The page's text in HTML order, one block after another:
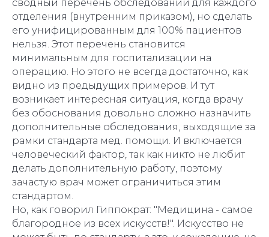
сводный перечень обследований для каждого
отделения (внутренним приказом), но сделать
его унифицированным для 100% пациентов
нельзя. Этот перечень становится
минимальным для госпитализации на
операцию. Но этого не всегда достаточно, как
видно из предыдущих примеров. И тут
возникает интересная ситуация, когда врачу
без обоснования довольно сложно назначить
дополнительные обследования, выходящие за
рамки стандарта мед. помощи. И включается
человеческий фактор, так как никто не любит
делать дополнительную работу, поэтому
зачастую врач может ограничиться этим
стандартом.
Но, как говорил Гиппократ: "Медицина - самое
благородное из всех искусств!". Искусство не